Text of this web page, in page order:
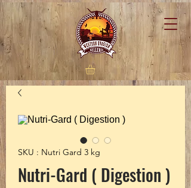
SKU : Nutri Gard 3 kg
Nutri-Gard ( Digestion )